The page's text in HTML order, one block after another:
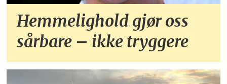
Hemmelighold gjør oss
sårbare – ikke tryggere